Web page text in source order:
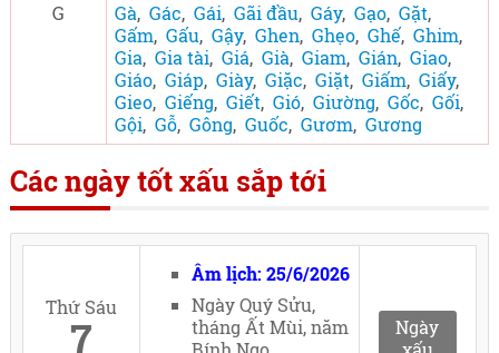
G
Gà, Gác, Gái, Gãi đầu, Gáy, Gạo, Gặt,
Gấm, Gấu, Gậy, Ghen, Ghẹo, Ghế, Ghim,
Gia, Gia tài, Giá, Già, Giam, Gián, Giao,
Giáo, Giáp, Giày, Giặc, Giặt, Giấm, Giấy,
Gieo, Giếng, Giết, Gió, Giường, Gốc, Gối,
Gội, Gỗ, Gông, Guốc, Gươm, Gương
Các ngày tốt xấu sắp tới
Thứ Sáu
7
Âm lịch: 25/6/2026
Ngày Quý Sửu,
tháng Ất Mùi, năm
Ngày